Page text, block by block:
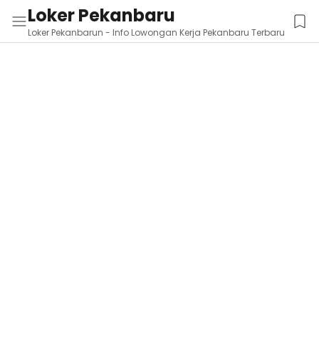
Loker Pekanbaru
Loker Pekanbarun - Info Lowongan Kerja Pekanbaru Terbaru